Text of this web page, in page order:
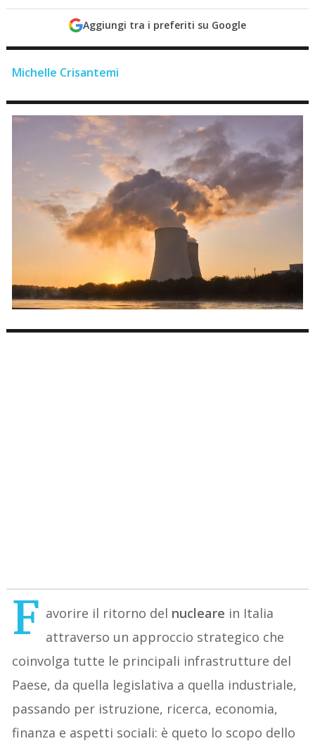
Aggiungi tra i preferiti su Google
Michelle Crisantemi
F avorire il ritorno del nucleare in Italia
attraverso un approccio strategico che
coinvolga tutte le principali infrastrutture del
Paese, da quella legislativa a quella industriale,
passando per istruzione, ricerca, economia,
finanza e aspetti sociali: è queto lo scopo dello